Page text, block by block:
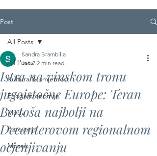
Post
All Posts
Kultura & umjetnost
Enogastronomija
Moda
Putovanja
Mozaik
All Posts
Istra na vinskom tronu
jugoistočne Europe: Teran
Bertoša najbolji na
Decanterovom regionalnom
ocjenjivanju
Sandra Brambilla
Jan 7 2 min read